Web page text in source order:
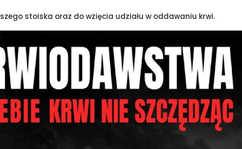
stoiska oraz do wzięcia udziału w oddawaniu krwi.